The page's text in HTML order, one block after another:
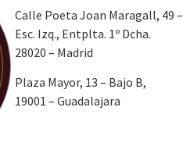
Calle Poeta Joan Maragall, 49 –
Esc. Izq., Entplta. 1º Dcha.
28020 – Madrid
Plaza Mayor, 13 – Bajo B,
19001 – Guadalajara